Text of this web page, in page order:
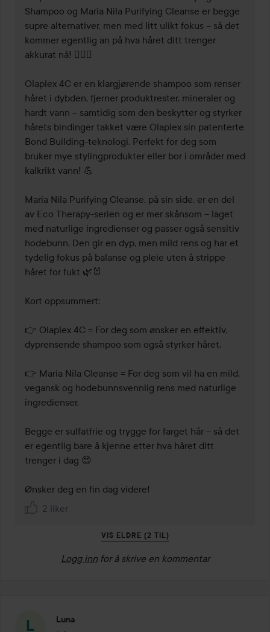
Shampoo og Maria Nila Purifying Cleanse er begge
supre alternativer, men med litt ulikt fokus – så det
kommer egentlig an på hva håret ditt trenger
akkurat nå! 💆‍♀️✨
Olaplex 4C er en klargjørende shampoo som renser
håret i dybden, fjerner produktrester, mineraler og
hardt vann – samtidig som den beskytter og styrker
hårets bindinger takket være Olaplex sin patenterte
Bond Building-teknologi. Perfekt for deg som
bruker mye stylingprodukter eller bor i områder med
kalkrikt vann! 💪
Maria Nila Purifying Cleanse, på sin side, er en del
av Eco Therapy-serien og er mer skånsom – laget
med naturlige ingredienser og passer også sensitiv
hodebunn. Den gir en dyp, men mild rens og har et
tydelig fokus på balanse og pleie uten å strippe
håret for fukt 🌿🐰
Kort oppsummert:
👉 Olaplex 4C = For deg som ønsker en effektiv,
dyprensende shampoo som også styrker håret.
👉 Maria Nila Cleanse = For deg som vil ha en mild,
vegansk og hodebunnsvennlig rens med naturlige
ingredienser.
Begge er sulfatfrie og trygge for farget hår – så det
er egentlig bare å kjenne etter hva håret ditt
trenger i dag 😍
Ønsker deg en fin dag videre!
2 liker
VIS ELDRE (2 TIL)
Logg inn for å skrive en kommentar
Luna